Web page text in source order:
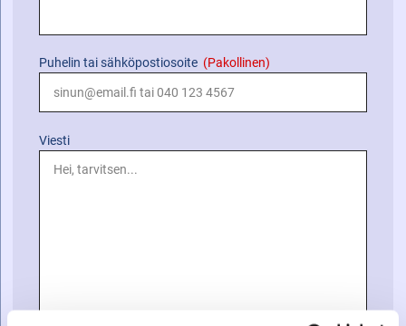
Puhelin tai sähköpostiosoite (Pakollinen)
Viesti